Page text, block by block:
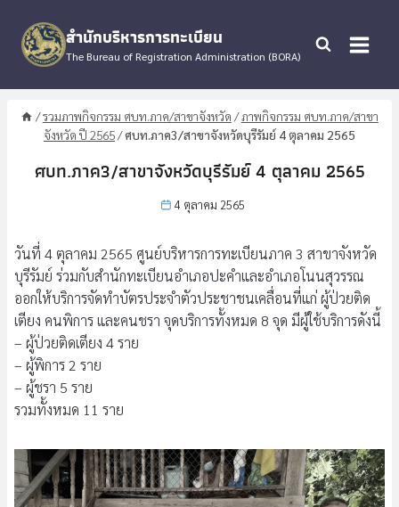
content
สำนักบริหารการทะเบียน
The Bureau of Registration Administration (BORA)
/รวมภาพกิจกรรม ศบท.ภาค/สาขาจังหวัด /ภาพกิจกรรม ศบท.ภาค/สาขา
จังหวัด ปี 2565/ศบท.ภาค3/สาขาจังหวัดบุรีรัมย์ 4 ตุลาคม 2565
ศบท.ภาค3/สาขาจังหวัดบุรีรัมย์ 4 ตุลาคม 2565
4 ตุลาคม 2565
วันที่ 4 ตุลาคม 2565 ศูนย์บริหารการทะเบียนภาค 3 สาขาจังหวัด
บุรีรัมย์ ร่วมกับสำนักทะเบียนอำเภอปะคำและอำเภอโนนสุวรรณ
ออกให้บริการจัดทำบัตรประจำตัวประชาชนเคลื่อนที่แก่ ผู้ป่วยติด
เตียง คนพิการ และคนชรา จุดบริการทั้งหมด 8 จุด มีผู้ใช้บริการดังนี้
– ผู้ป่วยติดเตียง 4 ราย
– ผู้พิการ 2 ราย
– ผู้ชรา 5 ราย
รวมทั้งหมด 11 ราย